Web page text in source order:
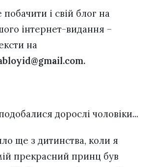
і свій блог на
інтернет-видання –
на
.
дорослі чоловіки...
ще з дитинства, коли я
прекрасний принц був